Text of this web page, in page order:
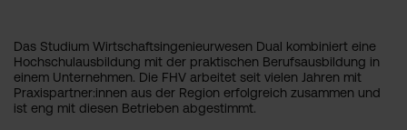
Das Studium Wirtschaftsingenieurwesen Dual kombiniert eine
Hochschulausbildung mit der praktischen Berufsausbildung in
einem Unternehmen. Die FHV arbeitet seit vielen Jahren mit
Praxispartner:innen aus der Region erfolgreich zusammen und
ist eng mit diesen Betrieben abgestimmt.